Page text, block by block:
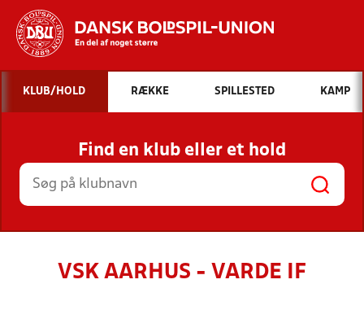
Hvad vil du søge efter?
INDHOLD OG NYHEDER
STILLINGER, RESULTATER, KLUBBER OG
HOLD
KLUB/HOLD RÆKKE SPILLESTED KAMP
Find en klub eller et hold
VSK AARHUS - VARDE IF